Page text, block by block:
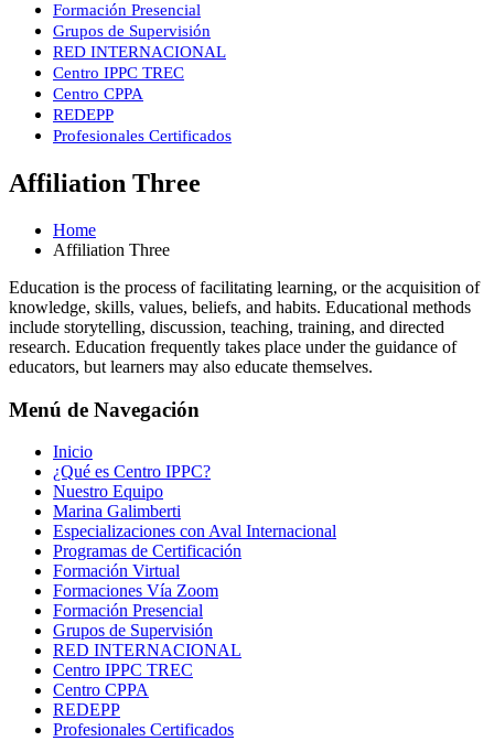
Formación Presencial
Grupos de Supervisión
RED INTERNACIONAL
Centro IPPC TREC
Centro CPPA
REDEPP
Profesionales Certificados
Affiliation Three
Home
Affiliation Three
Education is the process of facilitating learning, or the acquisition of
knowledge, skills, values, beliefs, and habits. Educational methods
include storytelling, discussion, teaching, training, and directed
research. Education frequently takes place under the guidance of
educators, but learners may also educate themselves.
Menú de Navegación
Inicio
¿Qué es Centro IPPC?
Nuestro Equipo
Marina Galimberti
Especializaciones con Aval Internacional
Programas de Certificación
Formación Virtual
Formaciones Vía Zoom
Formación Presencial
Grupos de Supervisión
RED INTERNACIONAL
Centro IPPC TREC
Centro CPPA
REDEPP
Profesionales Certificados